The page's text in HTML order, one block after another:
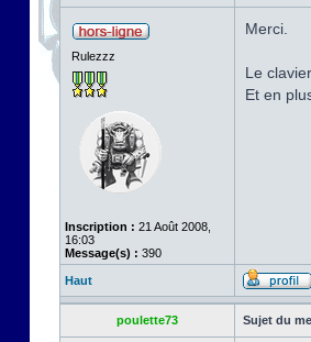
Rulezzz
Inscription : 21 Août 2008,
16:03
Message(s) : 390
Merci.
Le
Et en
Haut
poulette73 Sujet du